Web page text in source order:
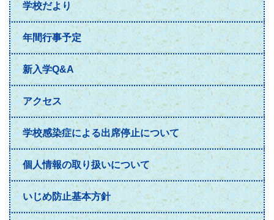
学校だより
年間行事予定
新入学Q&A
アクセス
学校感染症による出席停止について
個人情報の取り扱いについて
いじめ防止基本方針